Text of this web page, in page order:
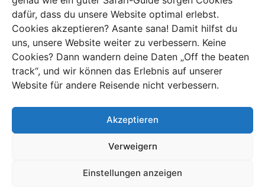
dafür, dass du unsere Website optimal erlebst.
Cookies akzeptieren? Asante sana! Damit hilfst du
uns, unsere Website weiter zu verbessern. Keine
Cookies? Dann wandern deine Daten „Off the beaten
track“, und wir können das Erlebnis auf unserer
Website für andere Reisende nicht verbessern.
Akzeptieren
Verweigern
Einstellungen anzeigen
Beispielreise
Mitten durch verlassene
Von Süden bis Norden erlebst du die
Highlights eines Landes voller
Kontraste und Charakter.
Entdecke diese Reise